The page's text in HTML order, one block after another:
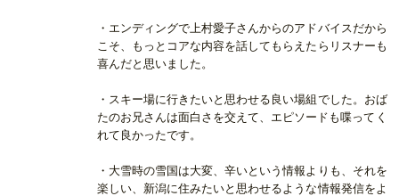
・エンディングで上村愛子さんからのアドバイスだから
こそ、もっとコアな内容を話してもらえたらリスナーも
喜んだと思いました。
・スキー場に行きたいと思わせる良い場組でした。おば
たのお兄さんは面白さを交えて、エピソードも喋ってく
れて良かったです。
・大雪時の雪国は大変、辛いという情報よりも、それを
楽しい、新潟に住みたいと思わせるような情報発信をよ